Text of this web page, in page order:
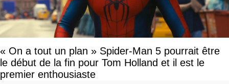
« On a tout un plan » Spider-Man 5 pourrait être
le début de la fin pour Tom Holland et il est le
premier enthousiaste